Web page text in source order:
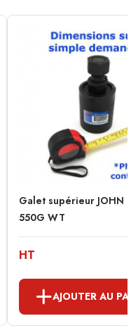
Galet supérieur JOHN
550G WT
HT
AJOUTER AU